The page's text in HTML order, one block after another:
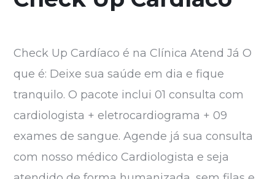
Check Up Cardíaco é na Clínica Atend Já O
que é: Deixe sua saúde em dia e fique
tranquilo. O pacote inclui 01 consulta com
cardiologista + eletrocardiograma + 09
exames de sangue. Agende já sua consulta
com nosso médico Cardiologista e seja